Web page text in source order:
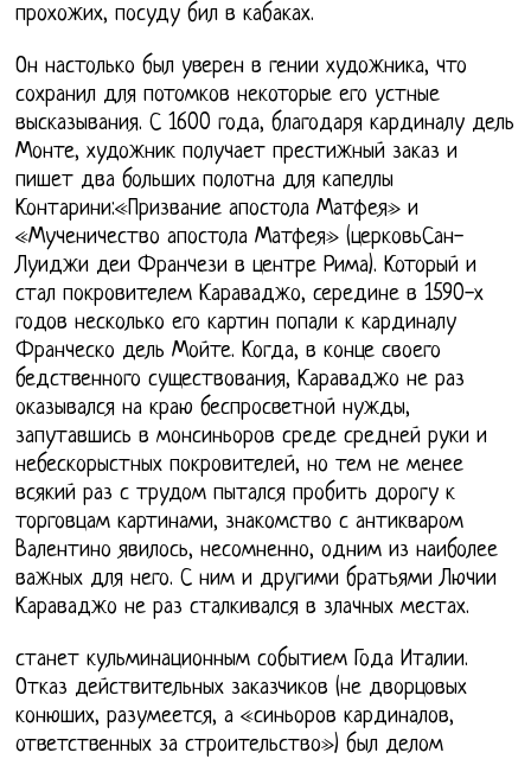
прохожих, посуду бил в кабаках.
Он настолько был уверен в гении художника, что
сохранил для потомков некоторые его устные
высказывания. С 1600 года, благодаря кардиналу дель
Монте, художник получает престижный заказ и
пишет два больших полотна для капеллы
Контарини:«Призвание апостола Матфея» и
«Мученичество апостола Матфея» (церковьСан-
Луиджи деи Франчези в центре Рима). Который и
стал покровителем Караваджо, середине в 1590-х
годов несколько его картин попали к кардиналу
Франческо дель Мойте. Когда, в конце своего
бедственного существования, Караваджо не раз
оказывался на краю беспросветной нужды,
запутавшись в монсиньоров среде средней руки и
небескорыстных покровителей, но тем не менее
всякий раз с трудом пытался пробить дорогу к
торговцам картинами, знакомство с антикваром
Валентино явилось, несомненно, одним из наиболее
важных для него. С ним и другими братьями Лючии
Караваджо не раз сталкивался в злачных местах.
станет кульминационным событием Года Италии.
Отказ действительных заказчиков (не дворцовых
конюших, разумеется, а «синьоров кардиналов,
ответственных за строительство») был делом